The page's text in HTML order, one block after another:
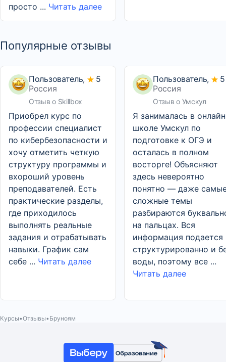
просто ... Читать далее
Популярные отзывы
Пользователь,
Россия
Отзыв о Skillbox
5
Приобрел курс по
профессии специалист
по кибербезопасности и
хочу отметить четкую
структуру программы и
вхороший уровень
преподавателей. Есть
практические разделы,
где приходилось
выполнять реальные
задания и отрабатывать
навыки. График сам
себе ... Читать далее
Пользователь,
Россия
Отзыв о Умскул
5
Я занималась в
школе Умскул по
подготовке к ОГЭ и
осталась в полном
восторге! Объясняют
здесь невероятно
понятно — даже
сложные темы
разбираются
на пальцах. Вся
информация подается
структурированно и
воды, поэтому все ...
Читать далее
Курсы Отзывы Бруноям